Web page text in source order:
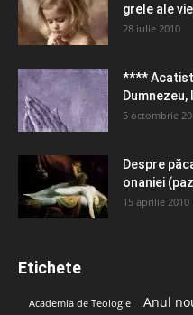
grele ale
28 iulie 2010
****
Dumnezeu,
5 octombrie
Despre
onaniei
15 aprilie 2010
Etichete
Academia de Teologie Anul